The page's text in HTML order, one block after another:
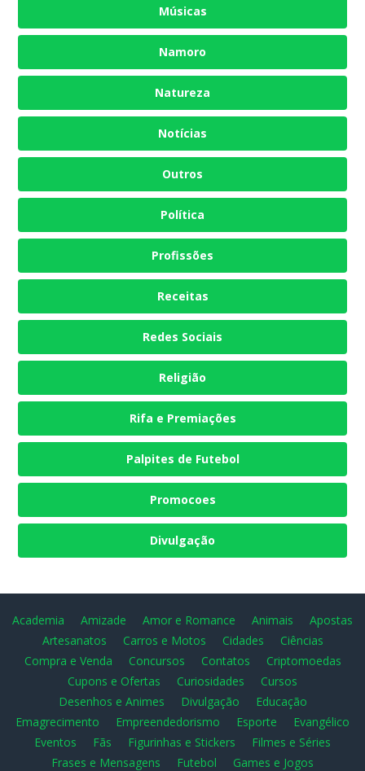
Músicas
Namoro
Natureza
Notícias
Outros
Política
Profissões
Receitas
Redes Sociais
Religião
Rifa e Premiações
Palpites de Futebol
Promocoes
Divulgação
Academia Amizade Amor e Romance Animais
Apostas
Artesanatos
Carros e Motos Cidades
Ciências
Compra e Venda
Concursos Contatos
Criptomoedas
Cupons e Ofertas
Curiosidades
Cursos
Desenhos e Animes
Divulgação
Educação
Emagrecimento
Empreendedorismo Esporte
Evangélico
Eventos
Fãs Figurinhas e Stickers
Filmes e Séries
Frases e Mensagens
Futebol Games e Jogos